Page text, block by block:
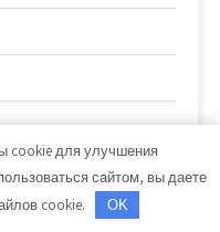
cookie для улучшения
сайтом, вы даете
cookie.
OK